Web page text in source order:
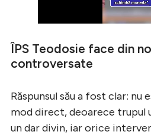
ÎPS Teodosie face din
controversate
Răspunsul său a fost clar: nu
mod direct, deoarece trupul
un dar divin, iar orice